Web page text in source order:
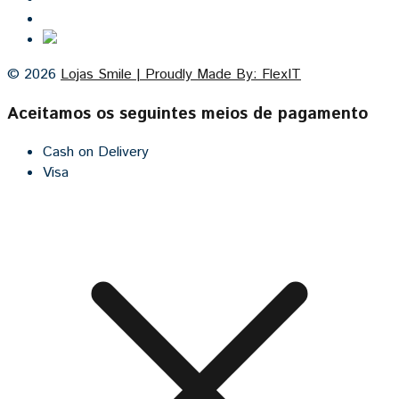
© 2026 Lojas Smile | Proudly Made By: FlexIT
Aceitamos os seguintes meios de pagamento
Cash on Delivery
Visa